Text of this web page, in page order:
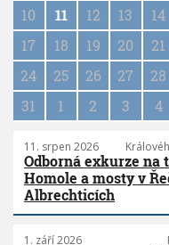
i
o
n
10
11 12 13 14
17
18 19 20 21
24
25 26 27 28
31
1 2 3 4
11. srpen 2026
Odborná exkurze na
Homole a mosty v
Albrechticích
1. září 2026